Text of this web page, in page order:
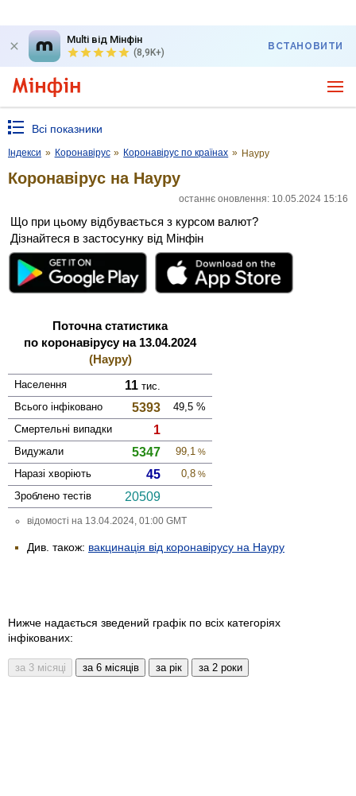
Multi від Мінфін
(8,9K+)
ВСТАНОВИТИ
Всі показники
Індекси » Коронавірус » Коронавірус по країнах » Науру
Коронавірус на Науру
останнє оновлення: 10.05.2024 15:16
Що при цьому відбувається з курсом валют?
Дізнайтеся в застосунку від Мінфін
Поточна статистика
по коронавірусу на 13.04.2024
(Науру)
Населення 11 тис.
Всього інфі­ковано
5393 49,5 %
Смер­тельні випадки
1
Виду­жали 5347 99,1 %
Наразі хворіють 45 0,8 %
Зроблено тестів 20509
відомості на 13.04.2024, 01:00 GMT
Див. також: вакцинація від коронавірусу на Науру
Нижче надається зведений графік по всіх категоріях
інфікованих: